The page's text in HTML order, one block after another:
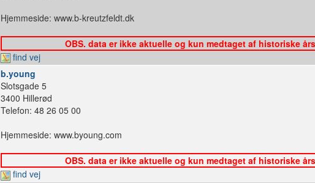
Hjemmeside: www.b-kreutzfeldt.dk
OBS. data er ikke aktuelle og kun medtaget af historiske
find vej
b.young
Slotsgade 5
3400 Hillerød
Telefon: 48 26 05 00
Hjemmeside: www.byoung.com
OBS. data er ikke aktuelle og kun medtaget af historiske
find vej